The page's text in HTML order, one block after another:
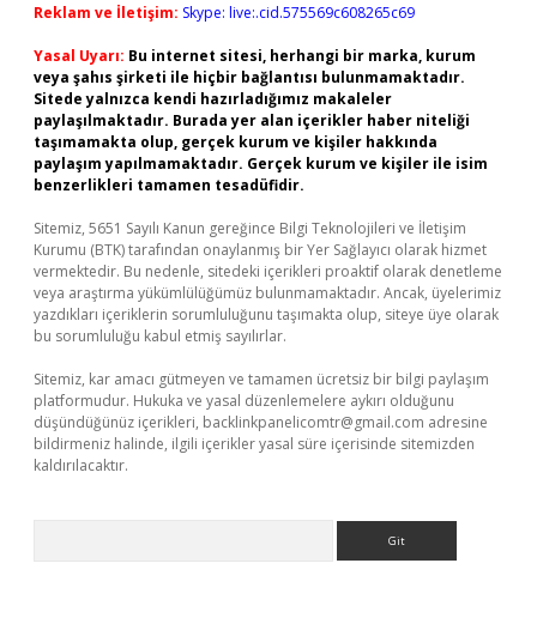
Reklam ve İletişim: Skype: live:.cid.575569c608265c69
Yasal Uyarı: Bu internet sitesi, herhangi bir marka, kurum
veya şahıs şirketi ile hiçbir bağlantısı bulunmamaktadır.
Sitede yalnızca kendi hazırladığımız makaleler
paylaşılmaktadır. Burada yer alan içerikler haber niteliği
taşımamakta olup, gerçek kurum ve kişiler hakkında
paylaşım yapılmamaktadır. Gerçek kurum ve kişiler ile isim
benzerlikleri tamamen tesadüfidir.
Sitemiz, 5651 Sayılı Kanun gereğince Bilgi Teknolojileri ve İletişim
Kurumu (BTK) tarafından onaylanmış bir Yer Sağlayıcı olarak hizmet
vermektedir. Bu nedenle, sitedeki içerikleri proaktif olarak denetleme
veya araştırma yükümlülüğümüz bulunmamaktadır. Ancak, üyelerimiz
yazdıkları içeriklerin sorumluluğunu taşımakta olup, siteye üye olarak
bu sorumluluğu kabul etmiş sayılırlar.
Sitemiz, kar amacı gütmeyen ve tamamen ücretsiz bir bilgi paylaşım
platformudur. Hukuka ve yasal düzenlemelere aykırı olduğunu
düşündüğünüz içerikleri, backlinkpanelicomtr@gmail.com adresine
bildirmeniz halinde, ilgili içerikler yasal süre içerisinde sitemizden
kaldırılacaktır.